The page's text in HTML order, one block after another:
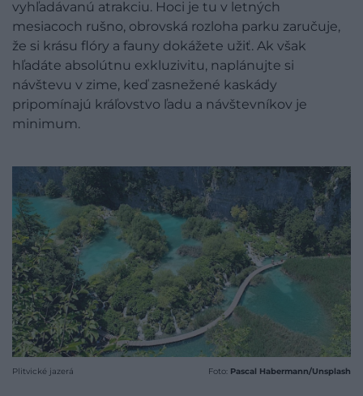
vyhľadávanú atrakciu. Hoci je tu v letných
mesiacoch rušno, obrovská rozloha parku zaručuje,
že si krásu flóry a fauny dokážete užiť. Ak však
hľadáte absolútnu exkluzivitu, naplánujte si
návštevu v zime, keď zasnežené kaskády
pripomínajú kráľovstvo ľadu a návštevníkov je
minimum.
Plitvické jazerá Foto: Pascal Habermann/Unsplash